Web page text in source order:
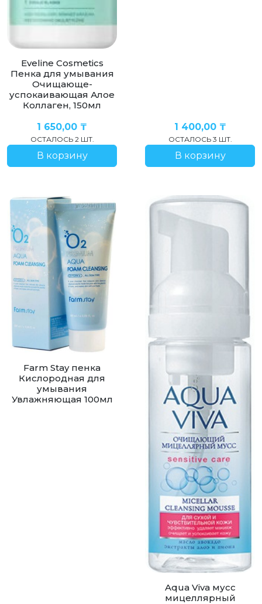
Eveline Cosmetics
Пенка для умывания
Очищающе-
успокаивающая Алое
Коллаген, 150мл
1 650,00 ₸
ОСТАЛОСЬ 2 ШТ.
В корзину
1 400,00 ₸
ОСТАЛОСЬ 3 ШТ.
В корзину
Farm Stay пенка
Кислородная для
умывания
Увлажняющая 100мл
Aqua Viva мусс
мицеллярный